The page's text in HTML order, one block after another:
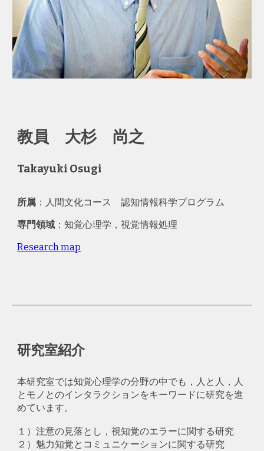
教員 大杉 尚之
Takayuki Osugi
所属 ：人間文化コース 認知情報科学プログラム
専門領域 ：知覚心理学 ，視覚情報処理
Research map
研究室紹介
本研究室では知覚心理学の分野の中でも，人と人 ， 人
とモノとのインタラクションをキーワードに研究を進
めています。
１）注意の見落とし，視知覚のエラーに関する研究
２）魅力知覚とコミュニケーションに関する研究